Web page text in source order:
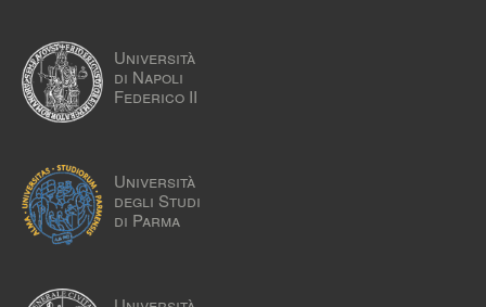
Università
di Napoli
Federico II
Università
degli Studi
di Parma